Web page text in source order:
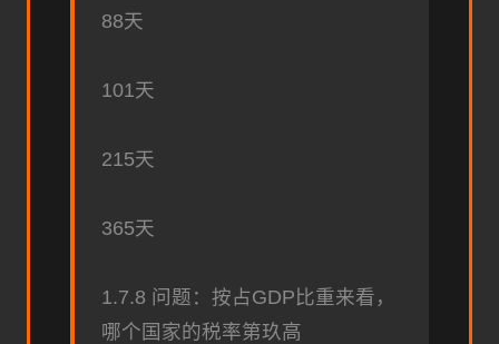
88天
101天
215天
365天
1.7.8 问题：按占GDP比重来看，
哪个国家的税率第玖高